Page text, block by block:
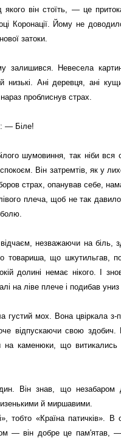
якого він стоїть, — це
Коронації. Йому не
затоки.
залишився. Невесела
низькі. Ані деревця, ані
проблиснув страх.
— Біле!
шумовиння, так ніби вся
Він затремтів, як у
страх, опанував себе,
плеча, щоб не так
болю.
незважаючи на біль,
товариша, що шкутильгав,
долині немає нікого. I
на ліве плече і подибав
мох. Вона цвіркала з-
відпускаючи свою здобич.
на каменюки, що витикались
Він знав, що незабаром
й миршавими.
тобто «Країна
— він добре це пам'ятав,